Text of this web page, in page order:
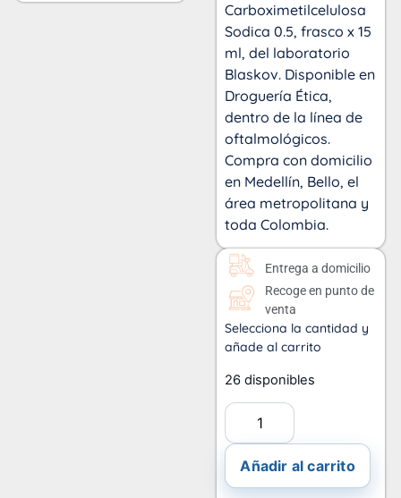
Carboximetilcelulosa
Sodica 0.5, frasco x 15
ml, del laboratorio
Blaskov. Disponible en
Droguería Ética,
dentro de la línea de
oftalmológicos.
Compra con domicilio
en Medellín, Bello, el
área metropolitana y
toda Colombia.
Entrega a domicilio
Recoge en punto de
venta
Selecciona la cantidad y
añade al carrito
26 disponibles
Añadir al carrito